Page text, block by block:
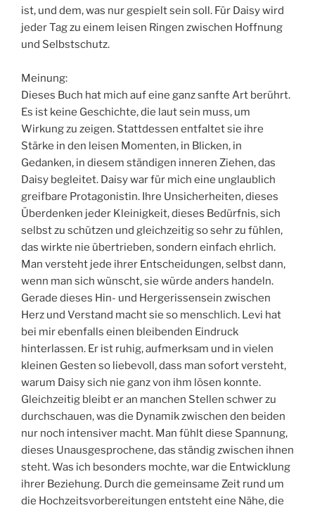
ist, und dem, was nur gespielt sein soll. Für Daisy wird
jeder Tag zu einem leisen Ringen zwischen Hoffnung
und Selbstschutz.
Meinung:
Dieses Buch hat mich auf eine ganz sanfte Art berührt.
Es ist keine Geschichte, die laut sein muss, um
Wirkung zu zeigen. Stattdessen entfaltet sie ihre
Stärke in den leisen Momenten, in Blicken, in
Gedanken, in diesem ständigen inneren Ziehen, das
Daisy begleitet. Daisy war für mich eine unglaublich
greifbare Protagonistin. Ihre Unsicherheiten, dieses
Überdenken jeder Kleinigkeit, dieses Bedürfnis, sich
selbst zu schützen und gleichzeitig so sehr zu fühlen,
das wirkte nie übertrieben, sondern einfach ehrlich.
Man versteht jede ihrer Entscheidungen, selbst dann,
wenn man sich wünscht, sie würde anders handeln.
Gerade dieses Hin- und Hergerissensein zwischen
Herz und Verstand macht sie so menschlich. Levi hat
bei mir ebenfalls einen bleibenden Eindruck
hinterlassen. Er ist ruhig, aufmerksam und in vielen
kleinen Gesten so liebevoll, dass man sofort versteht,
warum Daisy sich nie ganz von ihm lösen konnte.
Gleichzeitig bleibt er an manchen Stellen schwer zu
durchschauen, was die Dynamik zwischen den beiden
nur noch intensiver macht. Man fühlt diese Spannung,
dieses Unausgesprochene, das ständig zwischen ihnen
steht. Was ich besonders mochte, war die Entwicklung
ihrer Beziehung. Durch die gemeinsame Zeit rund um
die Hochzeitsvorbereitungen entsteht eine Nähe, die